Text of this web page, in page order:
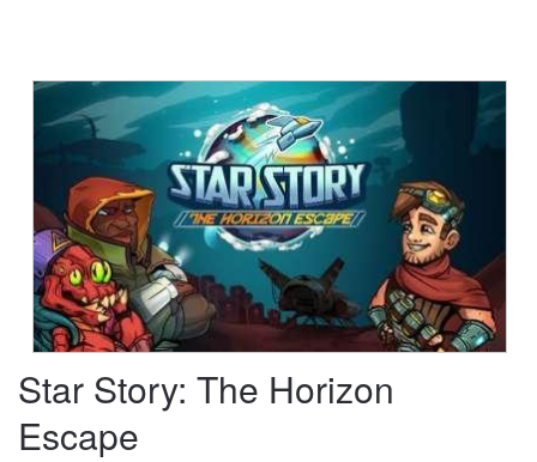
Star Story: The Horizon
Escape